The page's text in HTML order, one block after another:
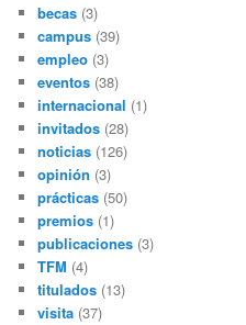
becas (3)
campus (39)
empleo (3)
eventos (38)
internacional (1)
invitados (28)
noticias (126)
opinión (3)
prácticas (50)
premios (1)
publicaciones (3)
TFM (4)
titulados (13)
visita (37)